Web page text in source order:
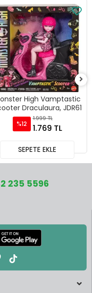
High Vamptastic
Draculaura, JDR61
%12
1.999 TL
1.769 TL
SEPETE EKLE
235 5596